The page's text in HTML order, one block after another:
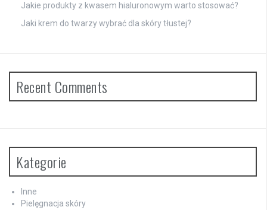
Jakie produkty z kwasem hialuronowym warto stosować?
Jaki krem do twarzy wybrać dla skóry tłustej?
Recent Comments
Kategorie
Inne
Pielęgnacja skóry